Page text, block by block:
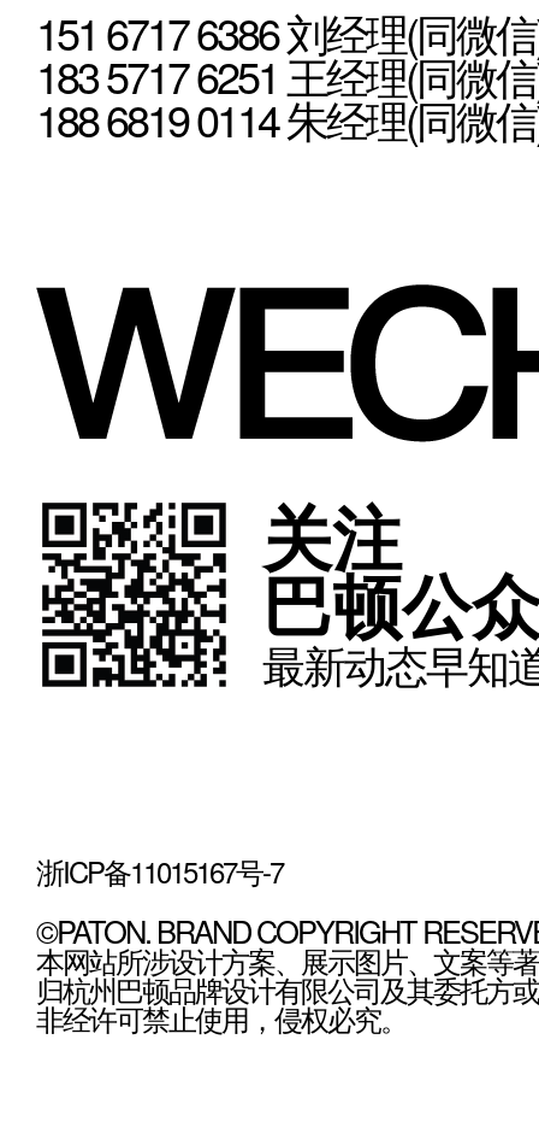
151 6717 6386 刘经理(同微
183 5717 6251 王经理(同微
188 6819 0114 朱经理(同微
关注
巴顿公
最新动态早知
浙ICP备11015167号-7
©PATON. BRAND COPYRIGHT
本网站所涉设计方案、展示图片、文案等
归杭州巴顿品牌设计有限公司及其委托方
非经许可禁止使用，侵权必究。